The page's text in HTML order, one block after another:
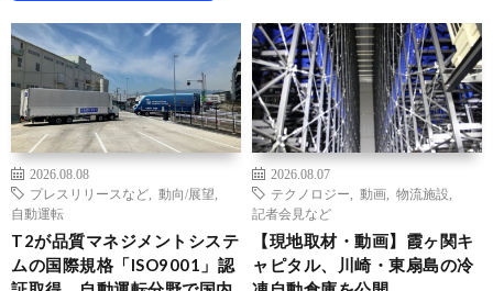
2026.08.08
プレスリリースなど
動向/展望
自動運転
T2が品質マネジメントシステ
ムの国際規格「ISO9001」認
2026.08.07
テクノロジー
動画 物流施設
記者会見など
【現地取材・動画】霞ヶ関キ
ャピタル、川崎・東扇島の冷